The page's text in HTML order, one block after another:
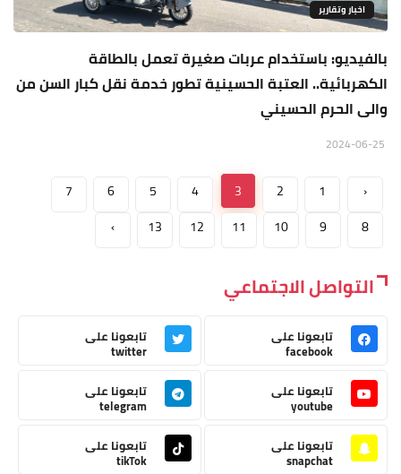
اخبار وتقارير
بالفيديو: باستخدام عربات صغيرة تعمل بالطاقة
الكهربائية.. العتبة الحسينية تطور خدمة نقل كبار السن من
والى الحرم الحسيني
‹
1
2
3
4
5
6
7
8
9
10
11
12
13
›
التواصل الاجتماعي
تابعونا على
facebook
تابعونا على
twitter
تابعونا على
youtube
تابعونا على
telegram
تابعونا على
snapchat
تابعونا على
tikTok